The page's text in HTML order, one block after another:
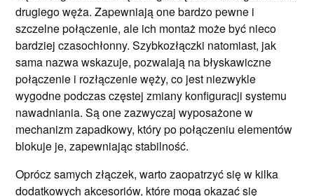
drugiego węża. Zapewniają one bardzo pewne i
szczelne połączenie, ale ich montaż może być nieco
bardziej czasochłonny. Szybkozłączki natomiast, jak
sama nazwa wskazuje, pozwalają na błyskawiczne
połączenie i rozłączenie węży, co jest niezwykle
wygodne podczas częstej zmiany konfiguracji systemu
nawadniania. Są one zazwyczaj wyposażone w
mechanizm zapadkowy, który po połączeniu elementów
blokuje je, zapewniając stabilność.
Oprócz samych złączek, warto zaopatrzyć się w kilka
dodatkowych akcesoriów, które mogą okazać się